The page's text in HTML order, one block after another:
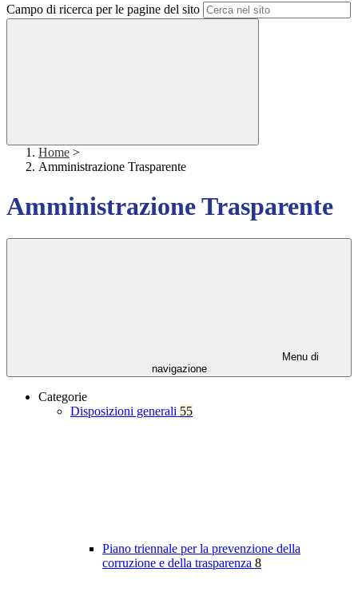
Campo di ricerca per le pagine del sito
Home >
Amministrazione Trasparente
Amministrazione Trasparente
Menu di
navigazione
Categorie
Disposizioni generali 55
Piano triennale per la prevenzione della
corruzione e della trasparenza 8